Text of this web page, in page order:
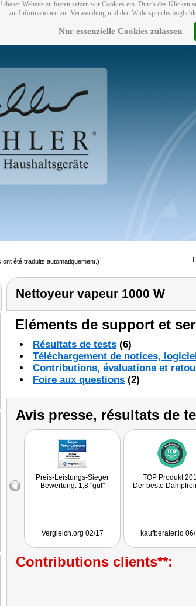
dieser Website zu bieten setzen wir Cookies ein. Durch das
zu. Informationen zur Verwendung und den
Nur essenzielle Cookies zulassen
été traduits automatiquement.)
Nettoyeur vapeur 1000 W
Eléments de support et
Résultats de tests (6)
Téléchargement de notices,
Contributions, évaluations et
Foire aux questions (2)
Avis presse, résultats de
Preis-Leistungs-Sieger
Bewertung: 1,8 "gut"
Vergleich.org 02/17
TOP Produkt
Der beste
kaufberater.io
Contributions clients**: